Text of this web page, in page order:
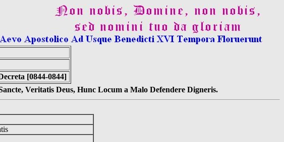
[0844-0844]
Veritatis Deus, Hunc Locum a Malo Defendere Digneris.